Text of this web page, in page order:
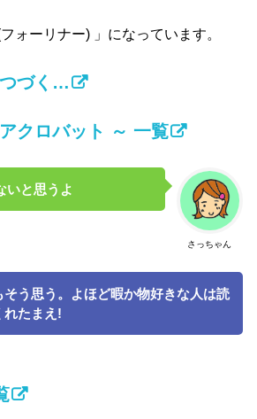
ォーリナー) 」になっています。
づく…
クロバット ～ 一覧
さっちゃん
いと思うよ
そう思う。よほど暇か物好きな人は読
れたまえ!